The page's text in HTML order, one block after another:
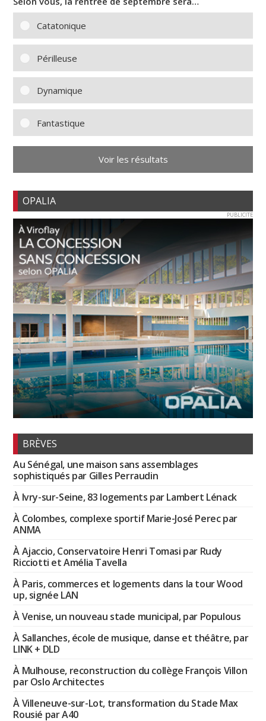
Catatonique
Périlleuse
Dynamique
Fantastique
Voir les résultats
OPALIA
PUBLICITE
BRÈVES
Au Sénégal, une maison sans assemblages
sophistiqués par Gilles Perraudin
À Ivry-sur-Seine, 83 logements par Lambert Lénack
À Colombes, complexe sportif Marie-José Perec par
ANMA
À Ajaccio, Conservatoire Henri Tomasi par Rudy
Ricciotti et Amélia Tavella
À Paris, commerces et logements dans la tour Wood
up, signée LAN
À Venise, un nouveau stade municipal, par Populous
À Sallanches, école de musique, danse et théâtre, par
LINK + DLD
À Mulhouse, reconstruction du collège François Villon
par Oslo Architectes
À Villeneuve-sur-Lot, transformation du Stade Max
Rousié par A40